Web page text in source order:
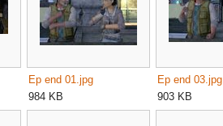
Ep end 01.jpg
984 KB
Ep end 03.jpg
903 KB